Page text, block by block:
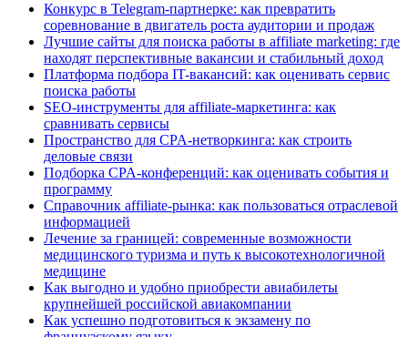
Конкурс в Telegram-партнерке: как превратить
соревнование в двигатель роста аудитории и продаж
Лучшие сайты для поиска работы в affiliate marketing: где
находят перспективные вакансии и стабильный доход
Платформа подбора IT-вакансий: как оценивать сервис
поиска работы
SEO-инструменты для affiliate-маркетинга: как
сравнивать сервисы
Пространство для CPA-нетворкинга: как строить
деловые связи
Подборка CPA-конференций: как оценивать события и
программу
Справочник affiliate-рынка: как пользоваться отраслевой
информацией
Лечение за границей: современные возможности
медицинского туризма и путь к высокотехнологичной
медицине
Как выгодно и удобно приобрести авиабилеты
крупнейшей российской авиакомпании
Как успешно подготовиться к экзамену по